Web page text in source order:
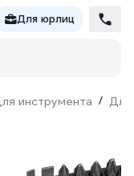
Для юрлиц
инструмента / Для